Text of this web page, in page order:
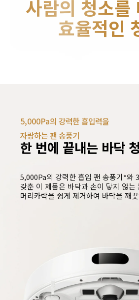
사람의 청소를
효율적인
5,000Pa의 강력한 흡입력을
자랑하는 팬 송풍기
한 번에 끝내는 바닥
5,000Pa의 강력한 흡입 팬 송풍기*와
갖춘 이 제품은 바닥과 손이 닿지 않는
머리카락을 쉽게 제거하여 바닥을 깨